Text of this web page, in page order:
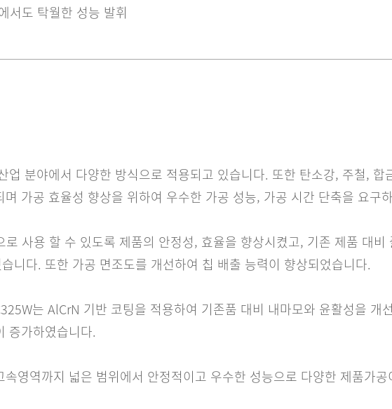
서도 탁월한 성능 발휘
업 분야에서 다양한 방식으로 적용되고 있습니다. 또한 탄소강, 주철,
며 가공 효율성 향상을 위하여 우수한 가공 성능, 가공 시간 단축을 요구
사용 할 수 있도록 제품의 안정성, 효율을 향상시켰고, 기존 제품 대비
니다. 또한 가공 면조도를 개선하여 칩 배출 능력이 향상되었습니다.
는 AlCrN 기반 코팅을 적용하여 기존품 대비 내마모와 윤활성을 개
증가하였습니다.
속영역까지 넓은 범위에서 안정적이고 우수한 성능으로 다양한 제품가